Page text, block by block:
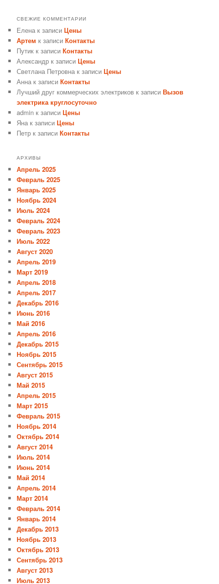
СВЕЖИЕ КОММЕНТАРИИ
Елена к записиЦены
Артем к записиКонтакты
Путик к записиКонтакты
Александр к записиЦены
Светлана Петровна к записиЦены
Анна к записиКонтакты
Лучший друг коммерческих электриков к записиВызов
электрика круглосуточно
admin к записиЦены
Яна к записиЦены
Петр к записиКонтакты
АРХИВЫ
Апрель 2025
Февраль 2025
Январь 2025
Ноябрь 2024
Июль 2024
Февраль 2024
Февраль 2023
Июль 2022
Август 2020
Апрель 2019
Март 2019
Апрель 2018
Апрель 2017
Декабрь 2016
Июнь 2016
Май 2016
Апрель 2016
Декабрь 2015
Ноябрь 2015
Сентябрь 2015
Август 2015
Май 2015
Апрель 2015
Март 2015
Февраль 2015
Ноябрь 2014
Октябрь 2014
Август 2014
Июль 2014
Июнь 2014
Май 2014
Апрель 2014
Март 2014
Февраль 2014
Январь 2014
Декабрь 2013
Ноябрь 2013
Октябрь 2013
Сентябрь 2013
Август 2013
Июль 2013